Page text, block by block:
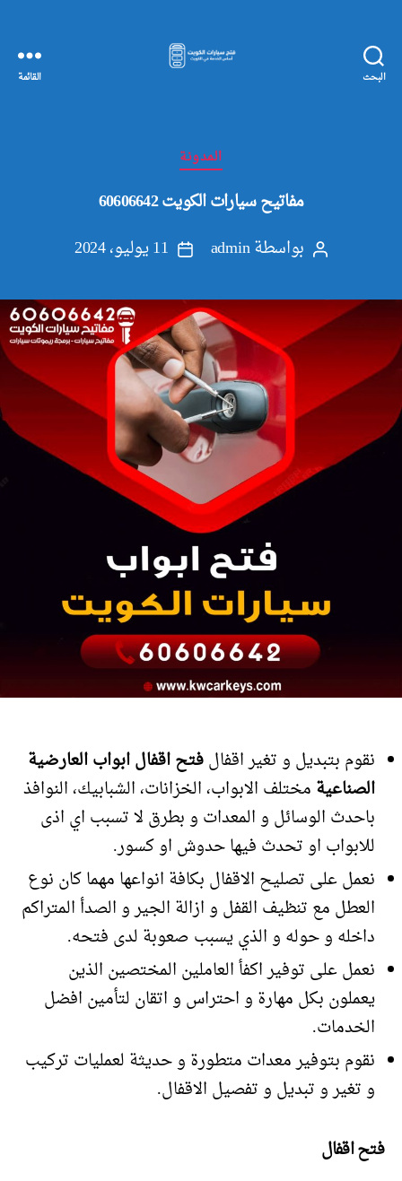
البحث
الكويت
القائمة
التصنيفاتالمدونة
مفاتيح سيارات الكويت 60606642
كاتببواسطةadmin
تاريخ
11 يوليو، 2024
نقوم بتبديل و تغير اقفالفتح اقفال ابواب العارضية
الصناعية مختلف الابواب، الخزانات، الشبابيك، النوافذ
باحدث الوسائل و المعدات و بطرق لا تسبب اي اذى
للابواب او تحدث فيها حدوش او كسور.
نعمل على تصليح الاقفال بكافة انواعها مهما كان نوع
العطل مع تنظيف القفل و ازالة الجير و الصدأ المتراكم
داخله و حوله و الذي يسبب صعوبة لدى فتحه.
نعمل على توفير اكفأ العاملين المختصين الذين
يعملون بكل مهارة و احتراس و اتقان لتأمين افضل
الخدمات.
نقوم بتوفير معدات متطورة و حديثة لعمليات تركيب
و تغير و تبديل و تفصيل الاقفال.
فتح اقفال